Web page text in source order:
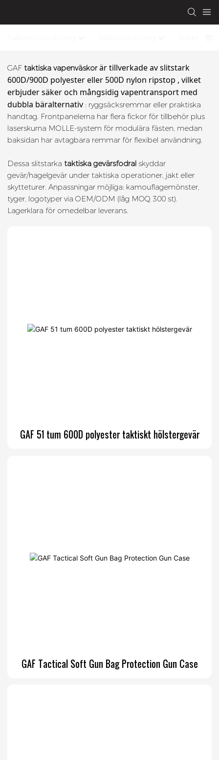
GAF taktiska vapenväskor är tillverkade av slitstark
600D/900D polyestereller 500D nylon ripstop , vilket
erbjuder säker och mångsidig vapentransport med
dubbla bäralternativ : ryggsäcksremmar eller praktiska
handtag. Frontpanelerna har flera fickor för tillbehör plus
laserskurna MOLLE-system för modulära fästen, medan
baksidan har avtagbara remmar för flexibel användning.
Dessa slitstarka taktiska gevärsfodral skyddar
gevär/hagelgevär under taktiska operationer, jakt eller
skytteturer. Anpassningar möjliga: kamouflagemönster,
tyger, logotyper via OEM/ODM (låg MOQ 300 st).
Lagerklara för omedelbar leverans.
GAF 51 tum 600D polyester taktiskt hölstergevär
GAF Tactical Soft Gun Bag Protection Gun Case